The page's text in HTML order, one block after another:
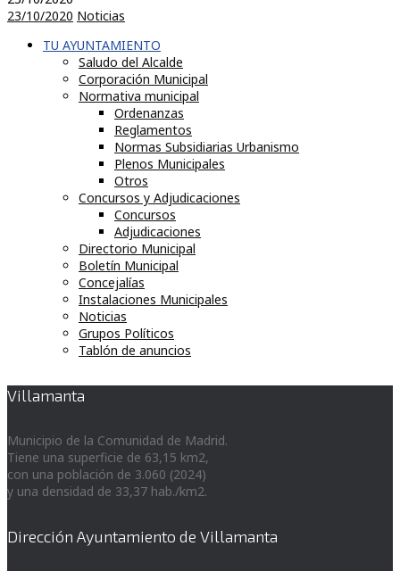
23/10/2020 Noticias
TU AYUNTAMIENTO
Saludo del Alcalde
Corporación Municipal
Normativa municipal
Ordenanzas
Reglamentos
Normas Subsidiarias Urbanismo
Plenos Municipales
Otros
Concursos y Adjudicaciones
Concursos
Adjudicaciones
Directorio Municipal
Boletín Municipal
Concejalías
Instalaciones Municipales
Noticias
Grupos Políticos
Tablón de anuncios
Villamanta
Municipio de la Comunidad de Madrid.
Tiene una superficie de 63,15 km2,
con una población de 3.060 (2024)
y una densidad de 33,37 hab./km2.
Dirección Ayuntamiento de Villamanta